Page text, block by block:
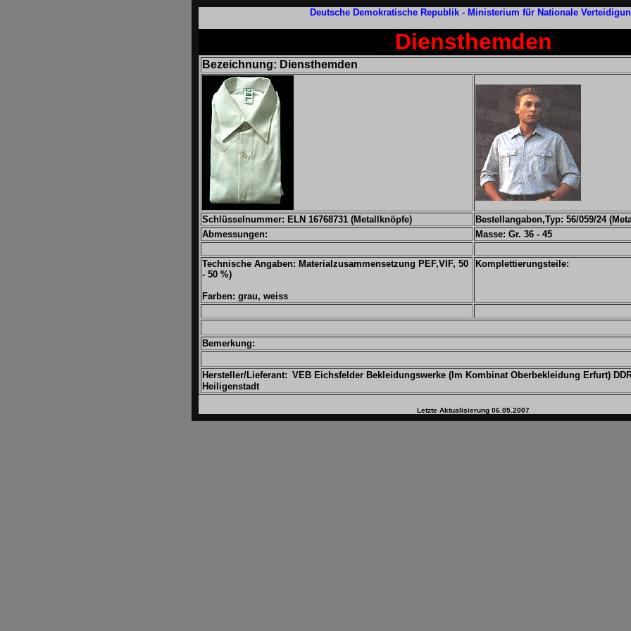
Deutsche Demokratische Republik - Ministerium für Nationale
Diensthemden
Bezeichnung: Diensthemden
Schlüsselnummer: ELN 16768731 (Metallknöpfe)
Bestellangaben,Typ: 56/059/24
Abmessungen:
Masse: Gr. 36 - 45
Technische Angaben: Materialzusammensetzung PEF,VIF, 50
- 50 %)
Farben: grau, weiss
Komplettierungsteile:
Bemerkung:
Hersteller/Lieferant: VEB Eichsfelder Bekleidungswerke (Im Kombinat Oberbekleidung Erfurt)
Heiligenstadt
Letzte Aktualisierung 06.05.2007